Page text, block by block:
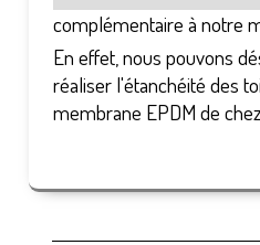
complémentaire à notre
En effet, nous pouvons
réaliser l'étanchéité des
membrane EPDM de